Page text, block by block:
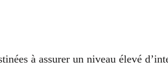
à assurer un niveau élevé